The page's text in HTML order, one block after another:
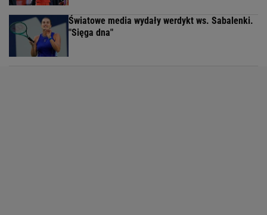
Światowe media wydały werdykt ws. Sabalenki.
"Sięga dna"